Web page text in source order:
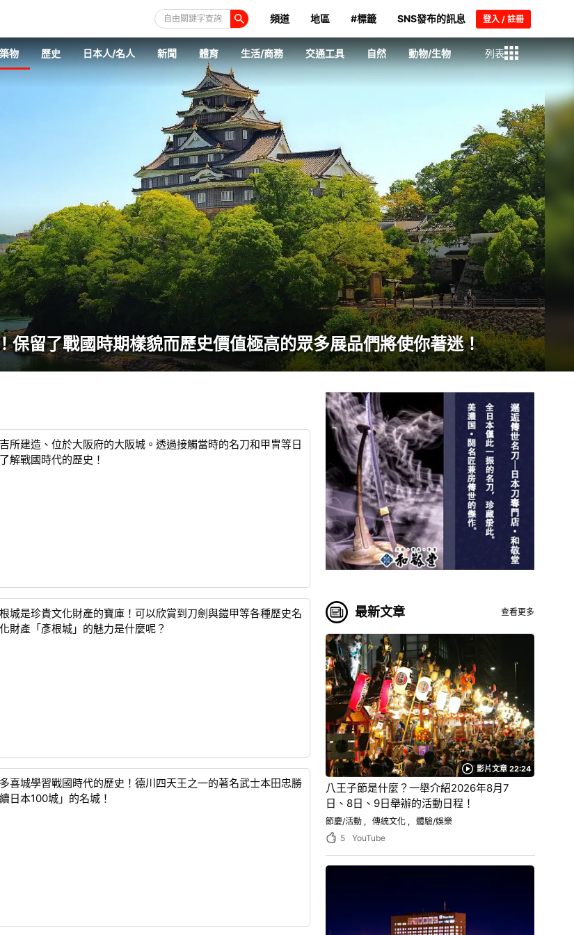
自由關鍵字查詢 頻道 地區 #標籤 SNS發布的訊息 登入 / 註冊
物 歷史 日本人/名人 新聞 體育 生活/商務 交通工具 自然 動物/生物 列表
保留了戰國時期樣貌而歷史價值極高的眾多展品們將使你著迷！
所建造、位於大阪府的大阪城。透過接觸當時的名刀和甲冑等日
解戰國時代的歷史！
城是珍貴文化財產的寶庫！可以欣賞到刀劍與鎧甲等各種歷史名
財產「彥根城」的魅力是什麼呢？
喜城學習戰國時代的歷史！德川四天王之一的著名武士本田忠勝
日本100城」的名城！
最新文章 查看更多
影片文章 22:24
八王子節是什麼？一舉介紹2026年8月7
日、8日、9日舉辦的活動日程！
節慶/活動 傳統文化
體驗/娛樂
5
YouTube